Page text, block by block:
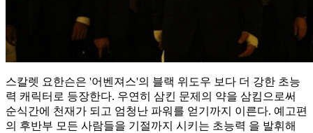
스칼렛 요한슨은 '어벤져스'의 블랙 위도우 보다 더 강한 초능
력 캐릭터로 등장한다. 우연히 삼킨 문제의 약을 삼킴으로써
순식간에 천재가 되고 엄청난 파워를 얻기까지 이른다. 예고편
의 후반부 모든 사람들을 기절까지 시키는 초능력 을 발휘해